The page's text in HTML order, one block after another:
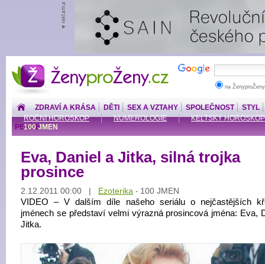
ŽenyproŽeny.cz
na
ZDRAVÍ A KRÁSA DĚTI SEX A VZTAHY SPOLEČNOST
STYL
ROČNÍ HOROSKOP
NUMEROLOGIE
KELTSKÝ HOROSKOP
100 JMEN
PENÍZE
Eva, Daniel a Jitka, silná trojka
prosince
2.12.2011 00:00 | Ezoterika - 100 JMEN
VIDEO – V dalším díle našeho seriálu o nejčastějších
jménech se představí velmi výrazná prosincová jména: Eva,
Jitka.